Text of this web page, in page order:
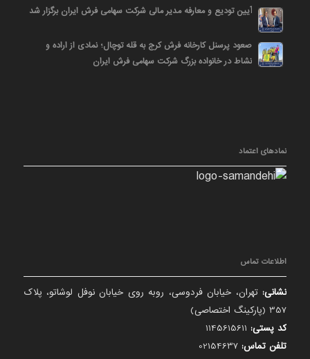
آیین تودیع و معارفه مدیر مالی شرکت سهامی فرش ایران برگزار شد
صعود پرسنل کارخانه فرش کرج به قله توچال؛ نمادی از اراده و
نشاط در خانواده بزرگ شرکت سهامی فرش ایران
نمادهای اعتماد
اطلاعات تماس
نشانی: تهران، خیابان فردوسی، روبه روی خیابان نوفل لوشاتو، پلاک
357 (پارکینگ اختصاصی)
کد پستی:
تلفن تماس: